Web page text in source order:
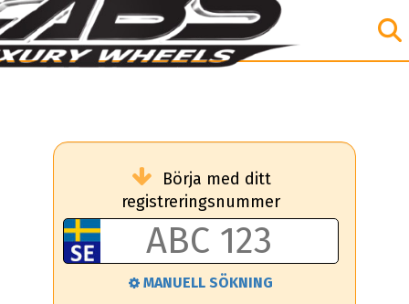
Börja med ditt
registreringsnummer
MANUELL SÖKNING